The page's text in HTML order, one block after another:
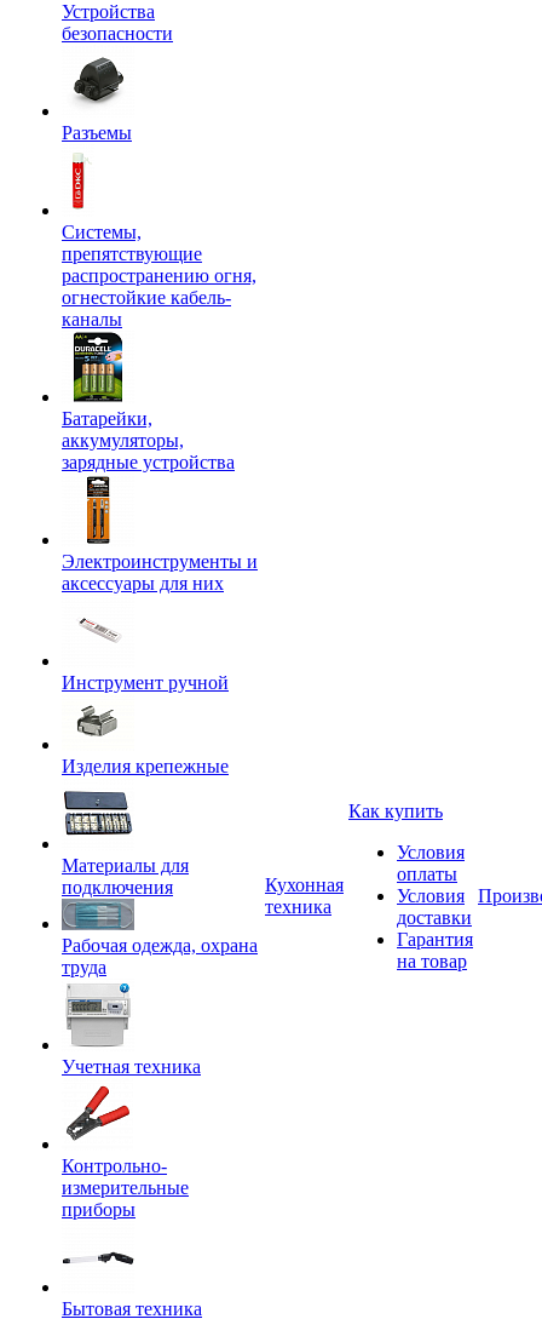
Устройства
безопасности
Разъемы
Системы,
препятствующие
распространению огня,
огнестойкие кабель-
каналы
Батарейки,
аккумуляторы,
зарядные устройства
Электроинструменты и
аксессуары для них
Инструмент ручной
Изделия крепежные
Материалы для
подключения
Рабочая одежда, охрана
труда
Учетная техника
Контрольно-
измерительные
приборы
Бытовая техника
Кухонная
техника
Как купить
Условия
оплаты
Условия
доставки
Гарантия
на товар